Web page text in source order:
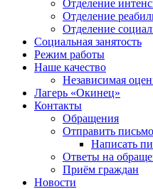
Отделение
Отделение
Отделение
Социальная занятость
Режим работы
Наше качество
Независимая
Лагерь «Окинец»
Контакты
Обращения
Отправить письмо
Написать
Ответы на
Приём граждан
Новости